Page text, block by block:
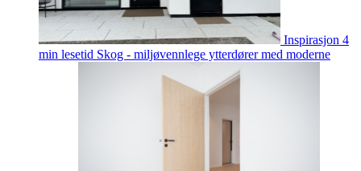
Inspirasjon 4
min lesetid Skog - miljøvennlege ytterdører med moderne